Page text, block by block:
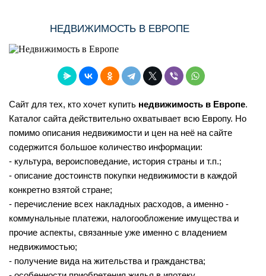
НЕДВИЖИМОСТЬ В ЕВРОПЕ
Сайт для тех, кто хочет купить недвижимость в Европе.
Каталог сайта действительно охватывает всю Европу. Но
помимо описания недвижимости и цен на неё на сайте
содержится большое количество информации:
- культура, вероисповедание, история страны и т.п.;
- описание достоинств покупки недвижимости в каждой
конкретно взятой стране;
- перечисление всех накладных расходов, а именно -
коммунальные платежи, налогообложение имущества и
прочие аспекты, связанные уже именно с владением
недвижимостью;
- получение вида на жительства и гражданства;